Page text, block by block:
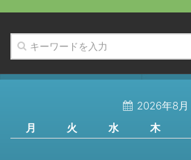
2026年8月
月
火 水 木